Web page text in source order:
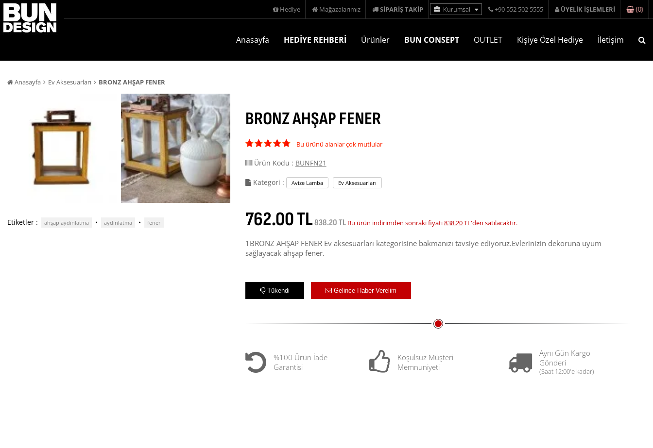
Hediye Mağazalarımız SİPARİŞ TAKİP Kurumsal +90 552 502 5555 ÜYELİK İŞLEMLERİ (0)
Anasayfa HEDİYE REHBERİ Ürünler BUN CONSEPT OUTLET Kişiye Özel Hediye İletişim
Anasayfa Ev Aksesuarları BRONZ AHŞAP FENER
Etiketler : ahşap aydınlatma • aydınlatma • fener
BRONZ AHŞAP FENER
Bu ürünü alanlar çok mutlular
Ürün Kodu : BUNFN21
Kategori : Avize Lamba Ev Aksesuarları
762.00 TL838.20 TL Bu ürün indirimden sonraki fiyatı838.20TL'den satılacaktır.
1BRONZ AHŞAP FENER Ev aksesuarları kategorisine bakmanızı tavsiye ediyoruz.Evlerinizin dekoruna uyum
sağlayacak ahşap fener.
Tükendi Gelince Haber Verelim
%100 Ürün İade
Garantisi
Koşulsuz Müşteri
Memnuniyeti
Aynı Gün Kargo
Gönderi
(Saat 12:00'e kadar)